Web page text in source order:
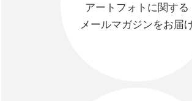
アートフォトに関する
メールマガジンをお届